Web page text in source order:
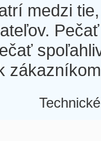
medzi